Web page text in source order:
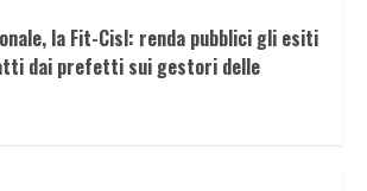
la Fit-Cisl: renda pubblici gli esiti
dai prefetti sui gestori delle